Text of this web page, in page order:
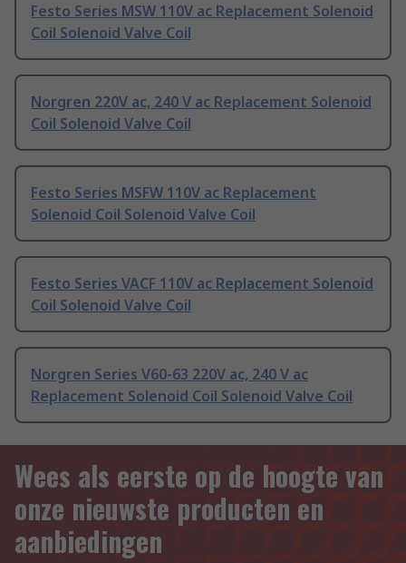
Festo Series MSW 110V ac Replacement Solenoid
Coil Solenoid Valve Coil
Norgren 220V ac, 240 V ac Replacement Solenoid
Coil Solenoid Valve Coil
Festo Series MSFW 110V ac Replacement
Solenoid Coil Solenoid Valve Coil
Festo Series VACF 110V ac Replacement Solenoid
Coil Solenoid Valve Coil
Norgren Series V60-63 220V ac, 240 V ac
Replacement Solenoid Coil Solenoid Valve Coil
Wees als eerste op de hoogte van
onze nieuwste producten en
aanbiedingen